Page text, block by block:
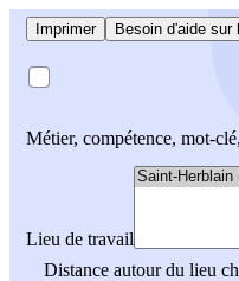
Imprimer Besoin d'aide sur
Métier, compétence, mot-
Lieu de travail
Distance autour du lieu